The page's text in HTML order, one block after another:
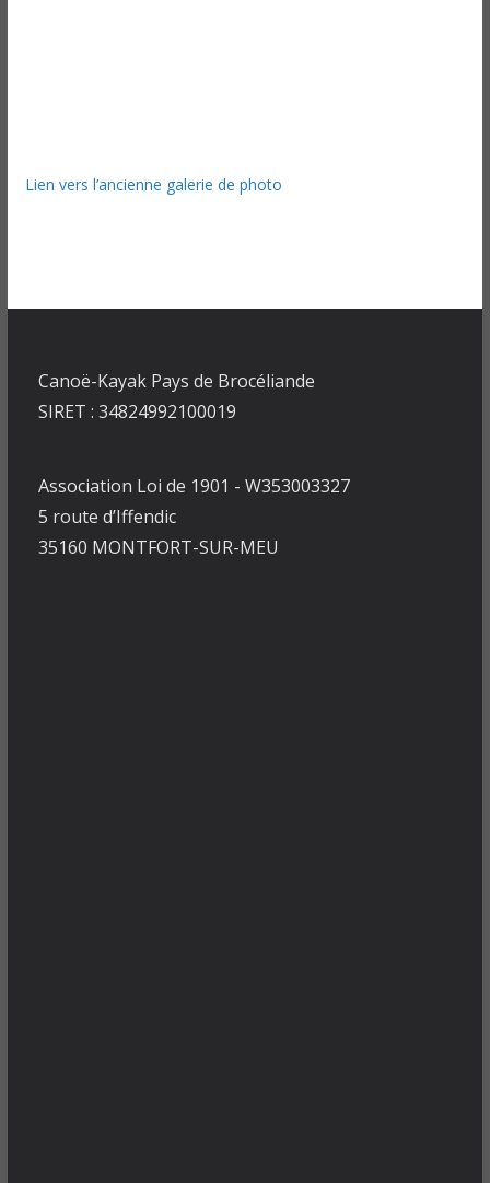
Lien vers l’ancienne galerie de photo
Canoë-Kayak Pays de Brocéliande
SIRET : 34824992100019
Association Loi de 1901 - W353003327
5 route d’Iffendic
35160 MONTFORT-SUR-MEU